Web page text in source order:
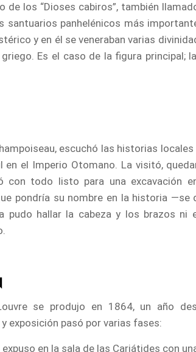
de los “Dioses cabiros”, también
santuarios panhelénicos más
y en él se veneraban varias
Es el caso de la figura principal;
escuchó las historias
el Imperio Otomano. La visitó,
con todo listo para una excavación
pondría su nombre en la historia —se
pudo hallar la cabeza y los brazos
se produjo en 1864, un año
exposición pasó por varias fases:
en la sala de las Cariátides con